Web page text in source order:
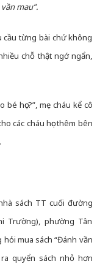
mau”.
từng bài chứ không
chỗ thật ngớ ngẩn,
học?”, mẹ cháu kể cô
các cháu học thêm bên
sách TT cuối đường
Trường), phường Tân
hỏi mua sách “Đánh vần
quyển sách nhỏ hơn